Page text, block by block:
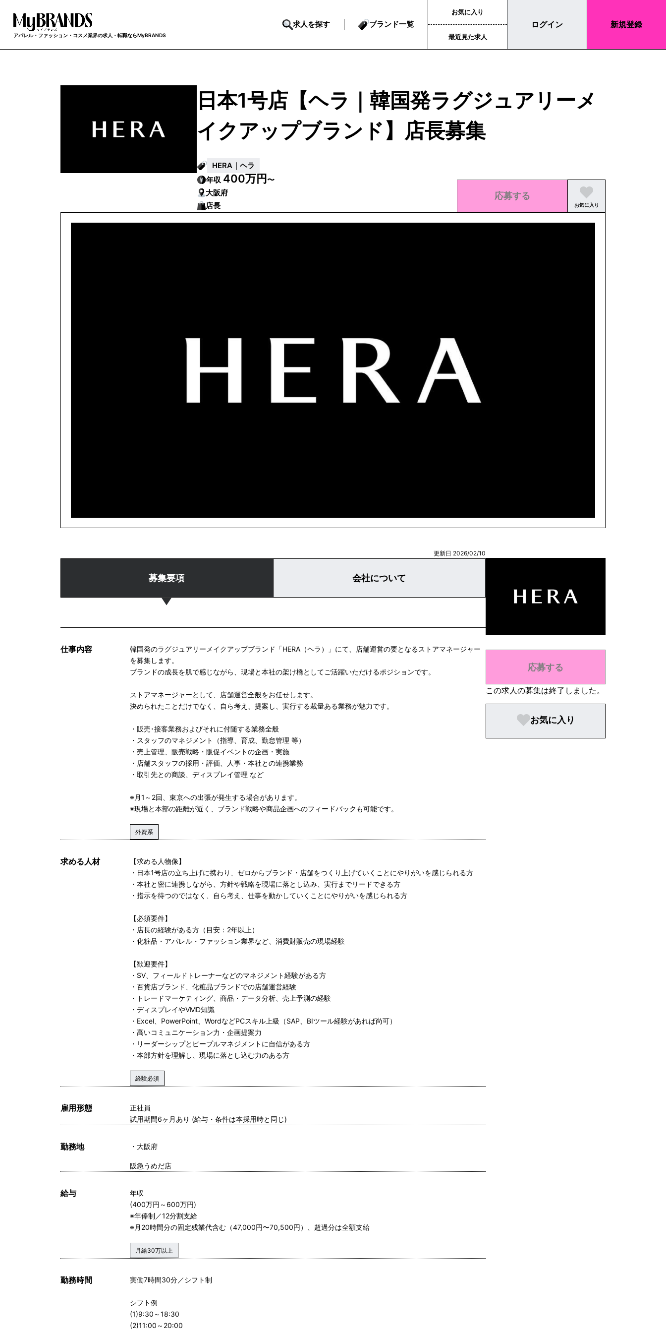
アパレル・ファッション・コスメ業界の求人・転職ならMyBRANDS
求人を探す ブランド一覧
お気に入り
最近見た求人
ログイン 新規登録
日本1号店【ヘラ｜韓国発ラグジュアリーメ
イクアップブランド】店長募集
HERA｜ヘラ
年収 400万円〜
大阪府
店長
応募する
お気に入り
更新日 2026/02/10
募集要項 会社について
仕事内容
韓国発のラグジュアリーメイクアップブランド「HERA（ヘラ）」にて、店舗運営の要となるストアマネージャー
を募集します。
ブランドの成長を肌で感じながら、現場と本社の架け橋としてご活躍いただけるポジションです。
ストアマネージャーとして、店舗運営全般をお任せします。
決められたことだけでなく、自ら考え、提案し、実行する裁量ある業務が魅力です。
・販売･接客業務およびそれに付随する業務全般
・スタッフのマネジメント（指導、育成、勤怠管理 等）
・売上管理、販売戦略・販促イベントの企画・実施
・店舗スタッフの採用・評価、人事・本社との連携業務
・取引先との商談、ディスプレイ管理 など
※月1～2回、東京への出張が発生する場合があります。
※現場と本部の距離が近く、ブランド戦略や商品企画へのフィードバックも可能です。
外資系
求める人材
【求める人物像】
・日本1号店の立ち上げに携わり、ゼロからブランド・店舗をつくり上げていくことにやりがいを感じられる方
・本社と密に連携しながら、方針や戦略を現場に落とし込み、実行までリードできる方
・指示を待つのではなく、自ら考え、仕事を動かしていくことにやりがいを感じられる方
【必須要件】
・店長の経験がある方（目安：2年以上）
・化粧品・アパレル・ファッション業界など、消費財販売の現場経験
【歓迎要件】
・SV、フィールドトレーナーなどのマネジメント経験がある方
・百貨店ブランド、化粧品ブランドでの店舗運営経験
・トレードマーケティング、商品・データ分析、売上予測の経験
・ディスプレイやVMD知識
・Excel、PowerPoint、WordなどPCスキル上級（SAP、BIツール経験があれば尚可）
・高いコミュニケーション力・企画提案力
・リーダーシップとピープルマネジメントに自信がある方
・本部方針を理解し、現場に落とし込む力のある方
経験必須
雇用形態
正社員
試用期間6ヶ月あり (給与・条件は本採用時と同じ)
勤務地 大阪府
阪急うめだ店
給与
年収
(400万円～600万円)
※年俸制／12分割支給
※月20時間分の固定残業代含む（47,000円〜70,500円）、超過分は全額支給
月給30万以上
勤務時間 実働7時間30分／シフト制
シフト例
(1)9:30～18:30
(2)11:00～20:00
応募する
この求人の募集は終了しました。
お気に入り